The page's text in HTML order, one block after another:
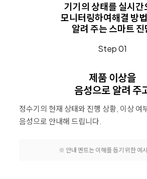
기기의 상태를 실시간
모니터링하여해결 방
알려 주는 스마트 진
Step 01
제품 이상을
음성으로 알려 주
정수기의 현재 상태와 진행 상황, 이상 여
음성으로 안내해 드립니다.
※ 안내 멘트는 이해를 돕기 위한 예